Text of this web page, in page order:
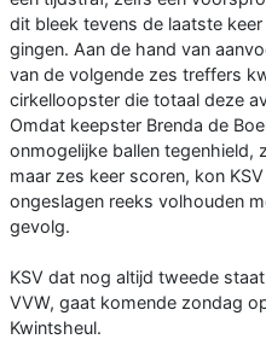
dit bleek tevens de laatste
gingen. Aan de hand van
van de volgende zes treffers
cirkelloopster die totaal deze
Omdat keepster Brenda de
onmogelijke ballen tegenhield,
maar zes keer scoren, kon
ongeslagen reeks volhouden
gevolg.
KSV dat nog altijd tweede
VVW, gaat komende zondag
Kwintsheul.